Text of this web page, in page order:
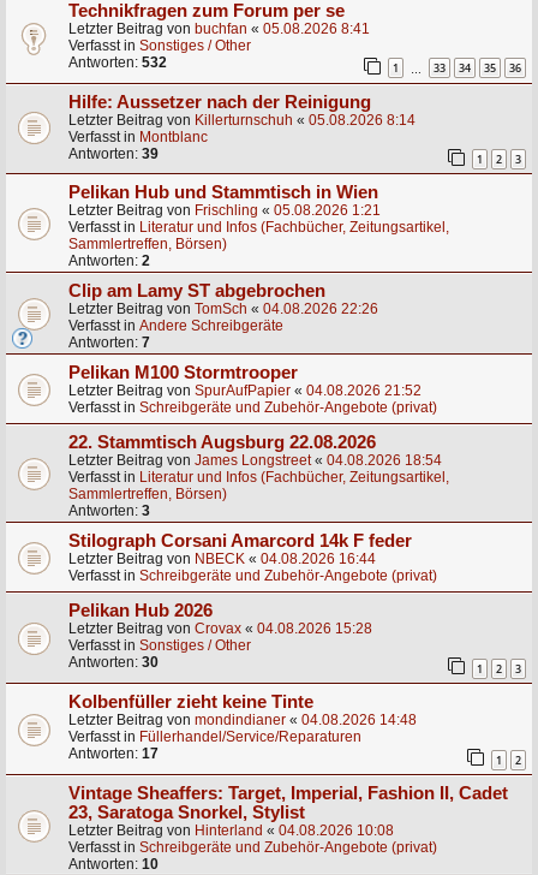
Technikfragen zum Forum per se
Letzter Beitrag von buchfan « 05.08.2026 8:41
Verfasst in Sonstiges / Other
Antworten: 532 1 33 34 35 36
Hilfe: Aussetzer nach der Reinigung
Letzter Beitrag von Killerturnschuh « 05.08.2026 8:14
Verfasst in Montblanc
Antworten: 39 1 2 3
Pelikan Hub und Stammtisch in Wien
Letzter Beitrag von Frischling « 05.08.2026 1:21
Verfasst in Literatur und Infos (Fachbücher, Zeitungsartikel,
Sammlertreffen, Börsen)
Antworten: 2
Clip am Lamy ST abgebrochen
Letzter Beitrag von TomSch « 04.08.2026 22:26
Verfasst in Andere Schreibgeräte
Antworten: 7
Pelikan M100 Stormtrooper
Letzter Beitrag von SpurAufPapier « 04.08.2026 21:52
Verfasst in Schreibgeräte und Zubehör-Angebote (privat)
22. Stammtisch Augsburg 22.08.2026
Letzter Beitrag von James Longstreet« 04.08.2026 18:54
Verfasst in Literatur und Infos (Fachbücher, Zeitungsartikel,
Sammlertreffen, Börsen)
Antworten: 3
Stilograph Corsani Amarcord 14k F feder
Letzter Beitrag von NBECK « 04.08.2026 16:44
Verfasst in Schreibgeräte und Zubehör-Angebote (privat)
Pelikan Hub 2026
Letzter Beitrag von Crovax « 04.08.2026 15:28
Verfasst in Sonstiges / Other
Antworten: 30 1 2 3
Kolbenfüller zieht keine Tinte
Letzter Beitrag von mondindianer « 04.08.2026 14:48
Verfasst in Füllerhandel/Service/Reparaturen
Antworten: 17 1 2
Vintage Sheaffers: Target, Imperial, Fashion II, Cadet
23, Saratoga Snorkel, Stylist
Letzter Beitrag von Hinterland « 04.08.2026 10:08
Verfasst in Schreibgeräte und Zubehör-Angebote (privat)
Antworten: 10